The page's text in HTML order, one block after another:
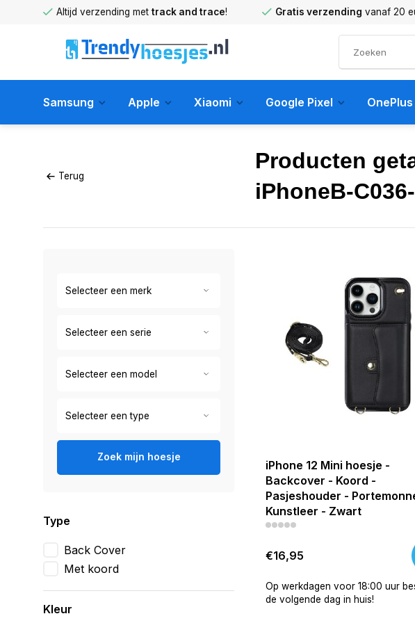
Altijd verzending met track and trace! Gratis verzending vanaf 20
Samsung Apple Xiaomi Google Pixel OnePlus
Terug
Producten
iPhoneB-
Zoek mijn hoesje
Type
Back Cover
Met koord
Kleur
iPhone 12 Mini hoesje -
Backcover - Koord -
Pasjeshouder -
Kunstleer - Zwart
€16,95
Op werkdagen voor 18:00 uur
de volgende dag in huis!